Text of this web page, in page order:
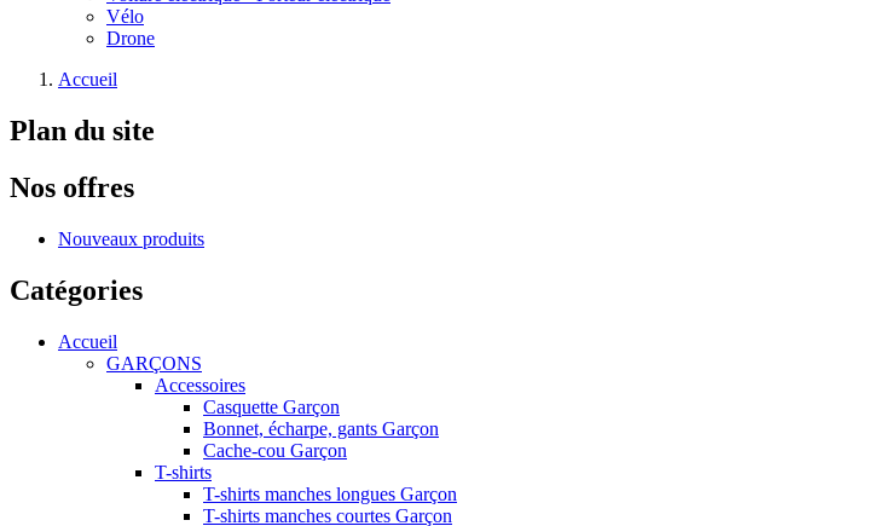
Vélo
Drone
Accueil
Plan du site
Nos offres
Nouveaux produits
Catégories
Accueil
GARÇONS
Accessoires
Casquette Garçon
Bonnet, écharpe, gants Garçon
Cache-cou Garçon
T-shirts
T-shirts manches longues Garçon
T-shirts manches courtes Garçon